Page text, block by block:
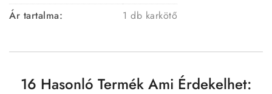
Ár tartalma:
1 db karkötő
16 Hasonló Termék Ami Érdekelhet: